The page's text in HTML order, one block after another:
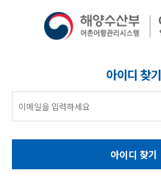
아이디 찾기